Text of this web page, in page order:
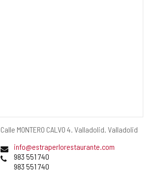
邮
地
址
Calle MONTERO CALVO 4. Valladolid. Valladolid
电
子
info@estraperlorestaurante.com
电
983 551 740
983 551 740